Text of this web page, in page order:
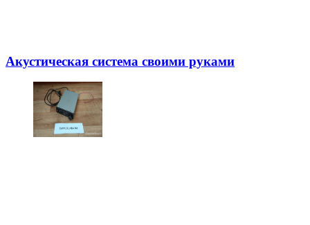
Акустическая система своими руками